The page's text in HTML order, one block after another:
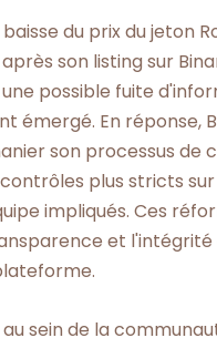
du prix du jeton
son listing sur
possible fuite
émergé. En réponse,
son processus de
plus stricts sur
impliqués. Ces
et l'intégrité
sein de la